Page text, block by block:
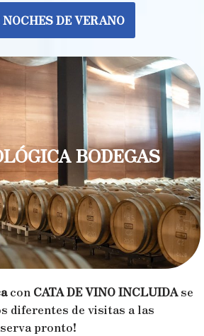
DE VERANO
BODEGAS
con CATA DE VINO INCLUIDAse
diferentes de visitas a las
pronto!